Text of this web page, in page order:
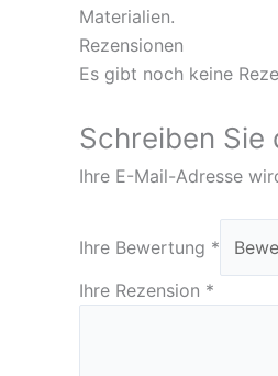
Materialien.
Rezensionen
Es gibt noch keine
Schreiben Sie
Ihre E-Mail-Adresse
Ihre Bewertung *
Ihre Rezension *